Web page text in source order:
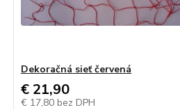
Dekoračná sieť červená
€ 21,90
€ 17,80 bez DPH